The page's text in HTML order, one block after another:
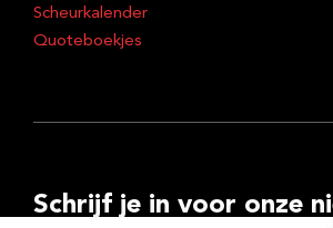
Scheurkalender
Quoteboekjes
Schrijf je in voor onze